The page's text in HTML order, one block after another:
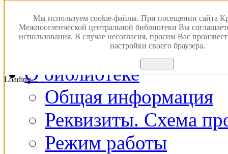
Мы используем cookie-файлы. При посещении сайта
Межпоселенческой центральной библиотеки Вы
использования. В случае несогласия, просим Вас
настройки своего браузера.
Loading...
Версия для
О библиотеке
Общая информация
Реквизиты. Схема
Режим работы